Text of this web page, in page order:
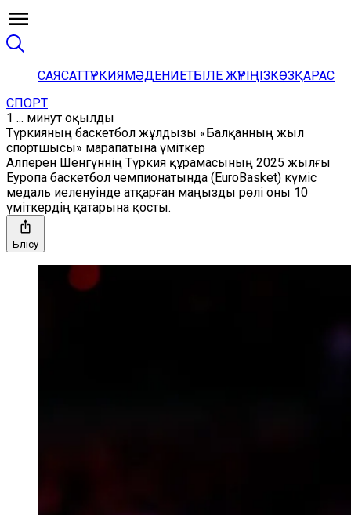
САЯСАТТҮРКИЯМӘДЕНИЕТБІЛЕ ЖҮРІҢІЗКӨЗҚАРАС
СПОРТ
1 ... минут оқылды
Түркияның баскетбол жұлдызы «Балқанның жыл
спортшысы» марапатына үміткер
Алперен Шенгүннің Түркия құрамасының 2025 жылғы
Еуропа баскетбол чемпионатында (EuroBasket) күміс
медаль иеленуінде атқарған маңызды рөлі оны 10
үміткердің қатарына қосты.
Бөлісу